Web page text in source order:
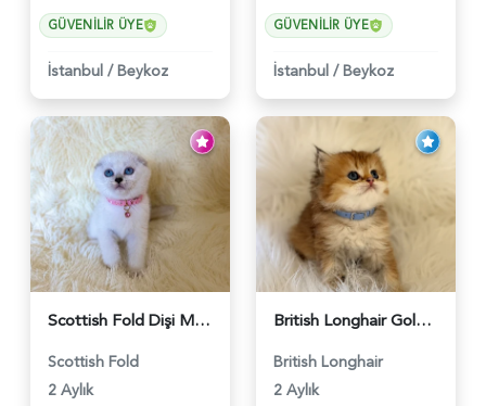
GÜVENILIR ÜYE
İstanbul / Beykoz
GÜVENILIR ÜYE
İstanbul / Beykoz
Scottish Fold Dişi Mükemmel Yavrumuz - 5909
Scottish Fold
2 Aylık
British Longhair Golden Erkek Yavrumuz - 5910
British Longhair
2 Aylık